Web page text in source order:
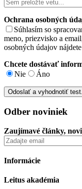
Ochrana osobných
Súhlasím so
meno, priezvisko a
osobných údajov
Chcete dostávať
Nie
Áno
Odber noviniek
Zaujímavé články,
Informácie
Leitus akadémia